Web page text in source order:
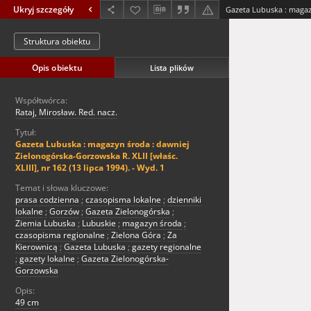
Ukryj szczegóły
Struktura obiektu
Opis obiektu Lista plików
Współtwórca:
Rataj, Mirosław. Red. nacz.
Tytuł:
Gazeta Lubuska : magazyn środa : dawniej
Zielonogórska-Gorzowska R. XLII [właśc.
XLIII], nr 162 (13 lipca 1994). - Wyd. 1
Temat i słowa kluczowe:
prasa codzienna ; czasopisma lokalne ; dzienniki
lokalne ; Gorzów ; Gazeta Zielonogórska ;
Ziemia Lubuska ; Lubuskie ; magazyn środa ;
czasopisma regionalne ; Zielona Góra ; Za
Kierownicą ; Gazeta Lubuska ; gazety regionalne
; gazety lokalne ; Gazeta Zielonogórska-
Gorzowska
Opis:
49 cm